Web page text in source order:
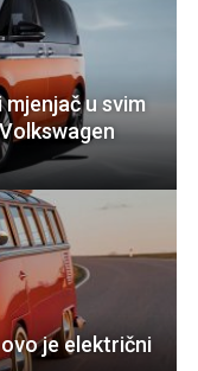
u svim
je električni